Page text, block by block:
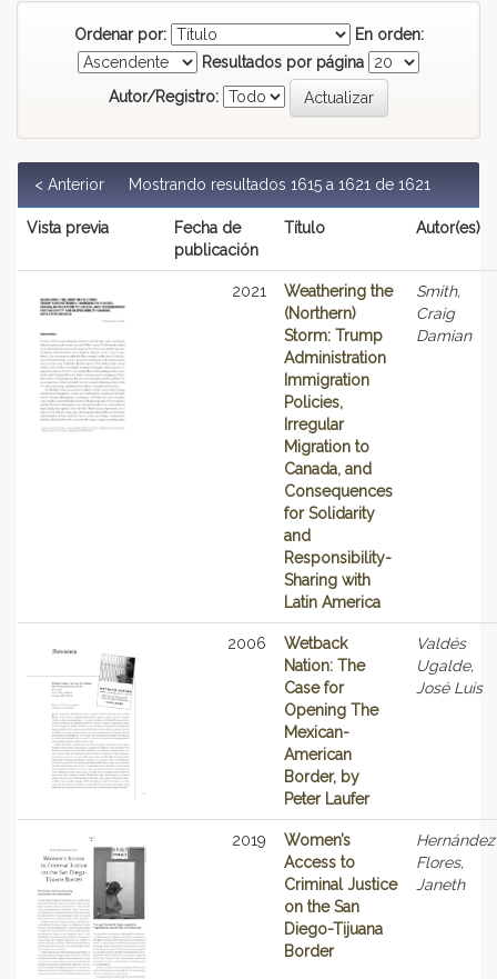
Ordenar por:
En orden:
Resultados por página
Autor/Registro:
Mostrando resultados 1615 a 1621 de 1621
< Anterior
Vista previa
Fecha de
publicación
Título Autor(es)
2021
Weathering the
(Northern)
Storm: Trump
Administration
Immigration
Policies,
Irregular
Migration to
Canada, and
Consequences
for Solidarity
and
Responsibility-
Sharing with
Latin America
Smith,
Craig
Damian
2006
Wetback
Nation: The
Case for
Opening The
Mexican-
American
Border, by
Peter Laufer
Valdés
Ugalde,
José Luis
2019
Women’s
Access to
Criminal Justice
on the San
Diego-Tijuana
Border
Hernández
Flores,
Janeth